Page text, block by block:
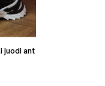
juodi ant